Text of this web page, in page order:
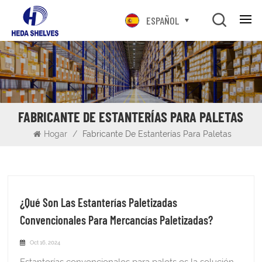
ESPAÑOL
FABRICANTE DE ESTANTERÍAS PARA PALETAS
Hogar / Fabricante De Estanterías Para Paletas
¿Qué Son Las Estanterías Paletizadas
Convencionales Para Mercancías Paletizadas?
Oct 16, 2024